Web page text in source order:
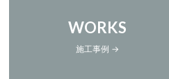
WORKS
施工事例 →